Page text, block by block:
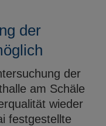
der
der
am Schäle
wieder
festgestellte